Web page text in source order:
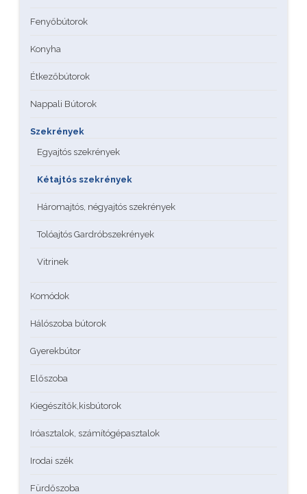
Fenyőbútorok
Konyha
Étkezőbútorok
Nappali Bútorok
Szekrények
Egyajtós szekrények
Kétajtós szekrények
Háromajtós, négyajtós szekrények
Tolóajtós Gardróbszekrények
Vitrinek
Komódok
Hálószoba bútorok
Gyerekbútor
Előszoba
Kiegészítők,kisbútorok
Iróasztalok, számítógépasztalok
Irodai szék
Fürdőszoba